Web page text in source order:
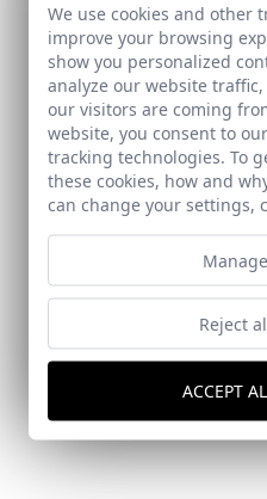
Ref: 9002_25
Ref: 9002_27
We use cookies and other
improve your browsing
show you personalized
analyze our website
our visitors are coming
website, you consent to
tracking technologies. To
these cookies, how and
can change your settings,
Reject
ACCEPT